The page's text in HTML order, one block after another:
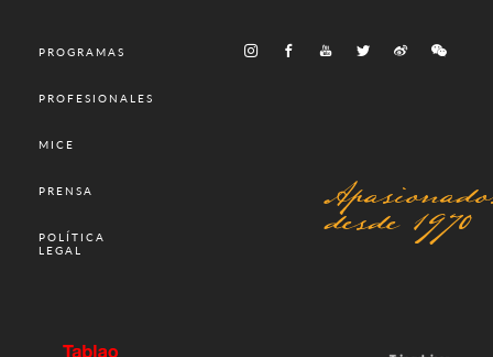
PROGRAMAS
PROFESIONALES
MICE
PRENSA
POLÍTICA
LEGAL
desde 1970